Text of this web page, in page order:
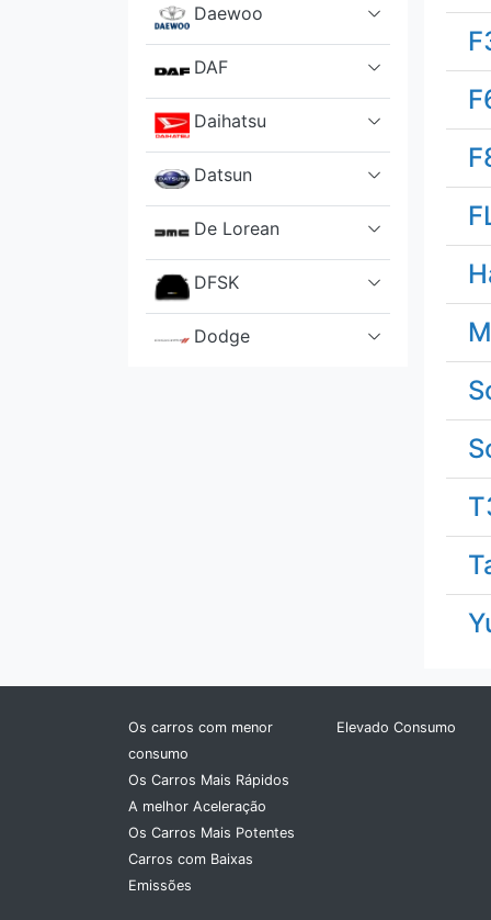
Daewoo
DAF
Daihatsu
Datsun
De Lorean
DFSK
Dodge
Os carros com menor
consumo
Os Carros Mais Rápidos
A melhor Aceleração
Os Carros Mais Potentes
Carros com Baixas
Emissões
Elevado Consumo